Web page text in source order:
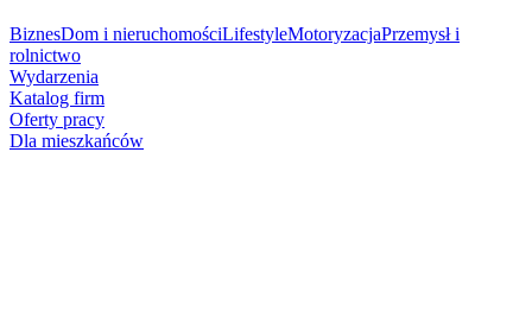
BiznesDom i nieruchomościLifestyleMotoryzacjaPrzemysł i
rolnictwo
Wydarzenia
Katalog firm
Oferty pracy
Dla mieszkańców